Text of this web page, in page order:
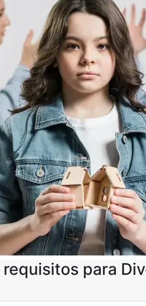
para